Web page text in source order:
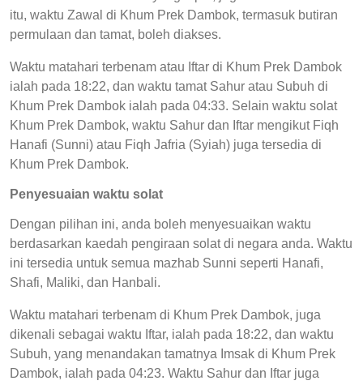
itu, waktu Zawal di Khum Prek Dambok, termasuk butiran
permulaan dan tamat, boleh diakses.
Waktu matahari terbenam atau Iftar di Khum Prek Dambok
ialah pada 18:22, dan waktu tamat Sahur atau Subuh di
Khum Prek Dambok ialah pada 04:33. Selain waktu solat
Khum Prek Dambok, waktu Sahur dan Iftar mengikut Fiqh
Hanafi (Sunni) atau Fiqh Jafria (Syiah) juga tersedia di
Khum Prek Dambok.
Penyesuaian waktu solat
Dengan pilihan ini, anda boleh menyesuaikan waktu
berdasarkan kaedah pengiraan solat di negara anda. Waktu
ini tersedia untuk semua mazhab Sunni seperti Hanafi,
Shafi, Maliki, dan Hanbali.
Waktu matahari terbenam di Khum Prek Dambok, juga
dikenali sebagai waktu Iftar, ialah pada 18:22, dan waktu
Subuh, yang menandakan tamatnya Imsak di Khum Prek
Dambok, ialah pada 04:23. Waktu Sahur dan Iftar juga